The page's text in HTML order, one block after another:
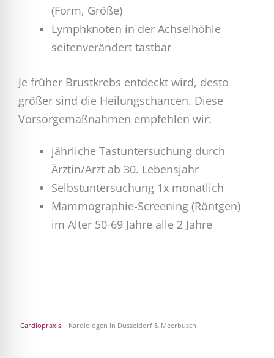
(Form, Größe)
Lymphknoten in der Achselhöhle
seitenverändert tastbar
Je früher Brustkrebs entdeckt wird, desto
größer sind die Heilungschancen. Diese
Vorsorgemaßnahmen empfehlen wir:
jährliche Tastuntersuchung durch
Ärztin/Arzt ab 30. Lebensjahr
Selbstuntersuchung 1x monatlich
Mammographie-Screening (Röntgen)
im Alter 50-69 Jahre alle 2 Jahre
Cardiopraxis – Kardiologen in Düsseldorf & Meerbusch